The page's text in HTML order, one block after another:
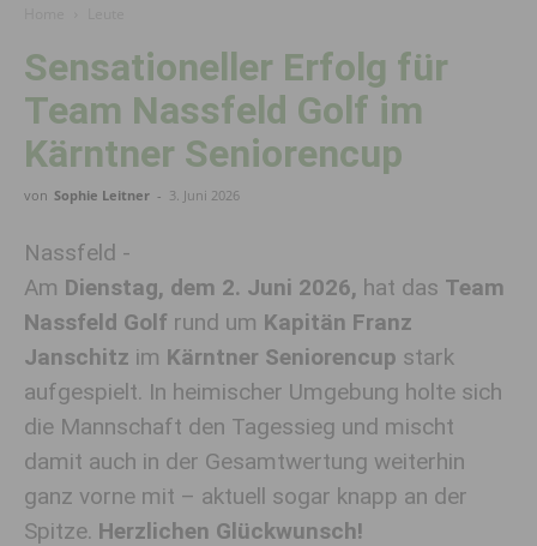
Sensationeller Erfolg für
Team Nassfeld Golf im
Kärntner Seniorencup
von Sophie Leitner - 3. Juni 2026
Nassfeld -
Am Dienstag, dem 2. Juni 2026, hat das Team
Nassfeld Golf rund um Kapitän Franz
Janschitz im Kärntner Seniorencup stark
aufgespielt. In heimischer Umgebung holte sich
die Mannschaft den Tagessieg und mischt
damit auch in der Gesamtwertung weiterhin
ganz vorne mit – aktuell sogar knapp an der
Spitze. Herzlichen Glückwunsch!